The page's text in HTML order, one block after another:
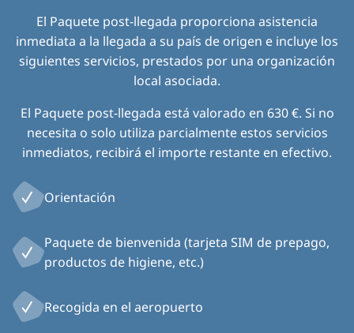
El Paquete post-llegada proporciona asistencia
inmediata a la llegada a su país de origen e incluye los
siguientes servicios, prestados por una organización
local asociada.
El Paquete post-llegada está valorado en 630 €. Si no
necesita o solo utiliza parcialmente estos servicios
inmediatos, recibirá el importe restante en efectivo.
Orientación
Paquete de bienvenida (tarjeta SIM de prepago,
productos de higiene, etc.)
Recogida en el aeropuerto